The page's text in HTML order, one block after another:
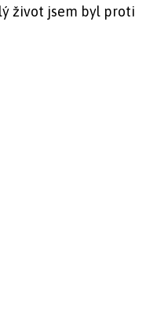
život jsem byl proti